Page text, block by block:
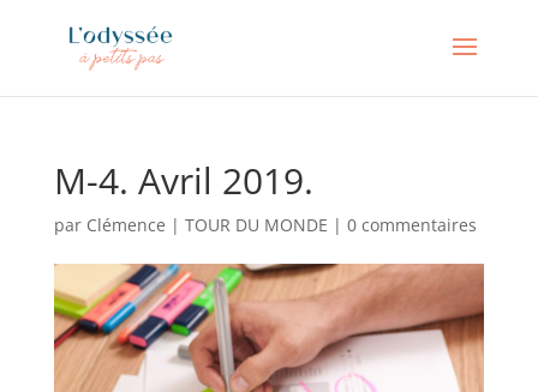
M-4. Avril 2019.
par Clémence | TOUR DU MONDE | 0 commentaires